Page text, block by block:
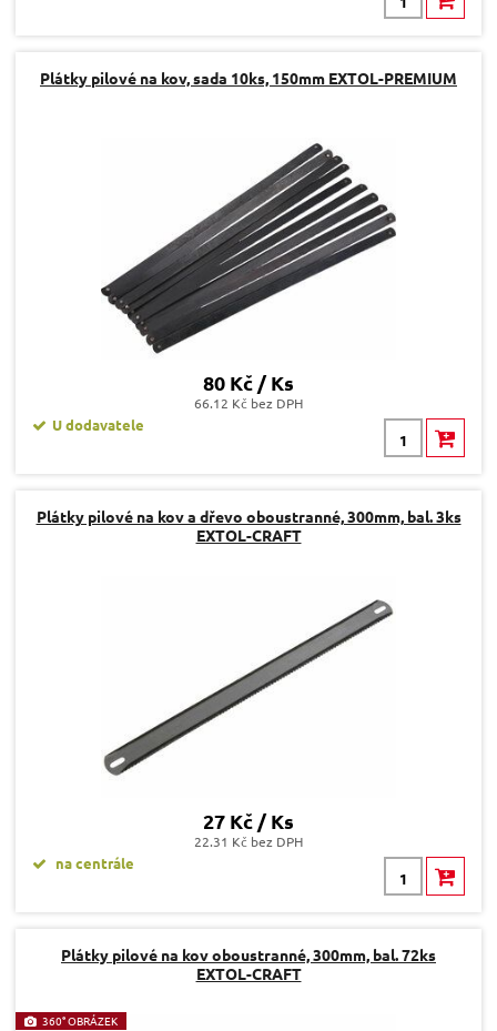
Plátky pilové na kov, sada 10ks, 150mm EXTOL-PREMIUM
80 Kč / Ks
66.12 Kč bez DPH
U dodavatele
Plátky pilové na kov a dřevo oboustranné, 300mm, bal. 3ks
EXTOL-CRAFT
27 Kč / Ks
22.31 Kč bez DPH
na centrále
Plátky pilové na kov oboustranné, 300mm, bal. 72ks
EXTOL-CRAFT
360° OBRÁZEK